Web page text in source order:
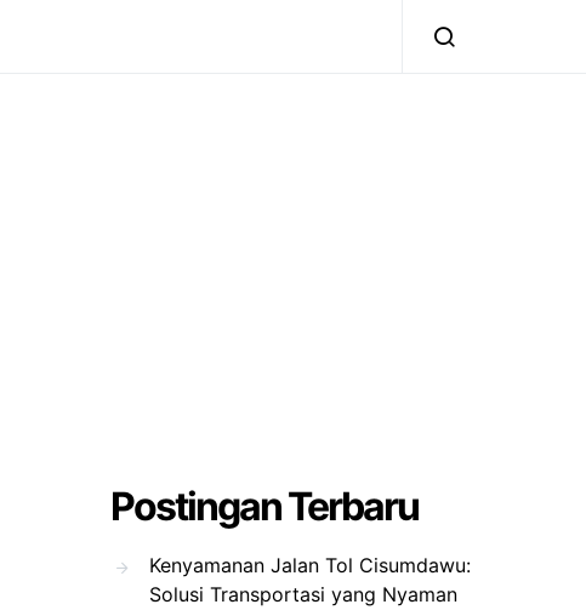
Postingan Terbaru
Kenyamanan Jalan Tol Cisumdawu:
Solusi Transportasi yang Nyaman